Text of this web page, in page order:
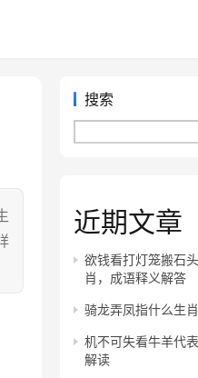
搜索
近期文章
欲钱看打灯笼搬石
肖，成语释义解答
骑龙弄凤指什么生
机不可失看牛羊代
解读